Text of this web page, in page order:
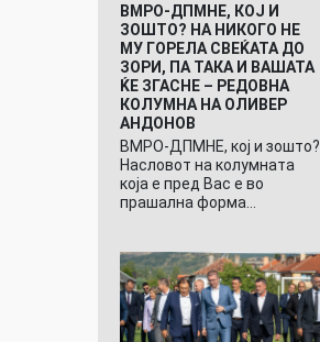
ВМРО-ДПМНЕ, КОЈ И
ЗОШТО? НА НИКОГО НЕ
МУ ГОРЕЛА СВЕЌАТА ДО
ЗОРИ, ПА ТАКА И ВАШАТА
ЌЕ ЗГАСНЕ – РЕДОВНА
КОЛУМНА НА ОЛИВЕР
АНДОНОВ
ВМРО-ДПМНЕ, кој и зошто?
Насловот на колумната
која е пред Вас е во
прашална форма…